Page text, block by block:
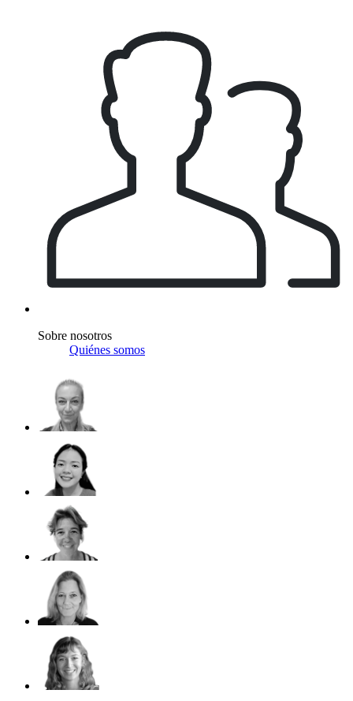
Sobre nosotros
Quiénes somos